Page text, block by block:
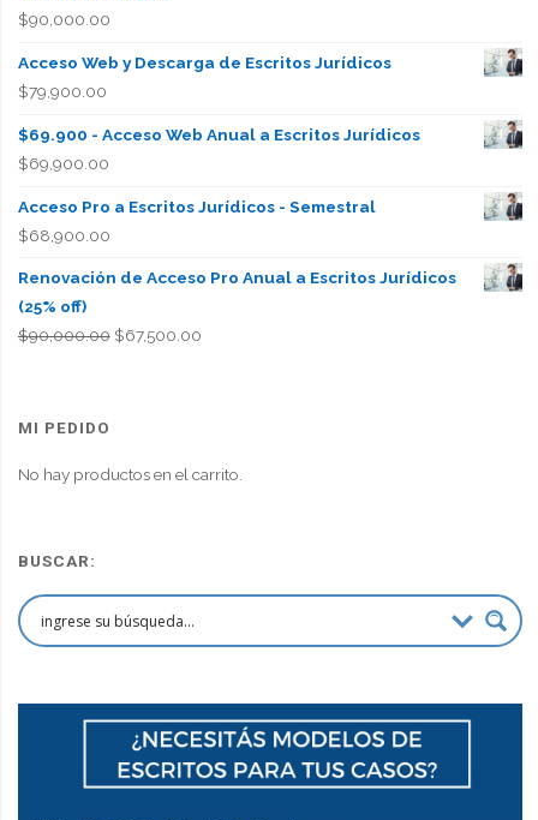
$90,000.00
Acceso Web y Descarga de Escritos Jurídicos
$79,900.00
$69.900 - Acceso Web Anual a Escritos Jurídicos
$69,900.00
Acceso Pro a Escritos Jurídicos - Semestral
$68,900.00
Renovación de Acceso Pro Anual a Escritos Jurídicos
(25% off)
$90,000.00 El
$67,500.00El
MI PEDIDO
No hay productos en el carrito.
BUSCAR: